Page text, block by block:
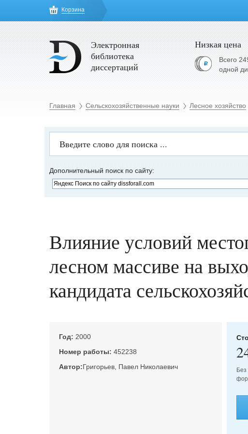
Корзина
Электронная
библиотека
диссертаций
Низкая цена
Всего
одной
Главная Сельскохозяйственные науки Лесное хозяйство
Дополнительный поиск по сайту:
Влияние условий
лесном массиве на
кандидата
Год: 2000
Номер работы: 452238
Автор:Григорьев, Павел Николаевич
Без